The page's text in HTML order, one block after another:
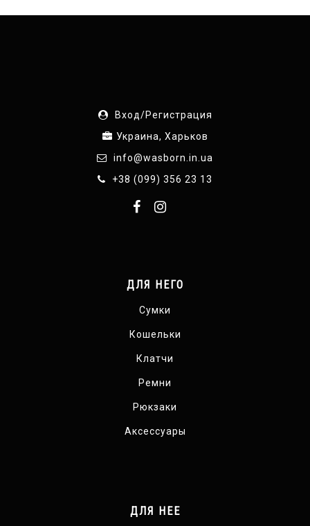
Вход/Регистрация
Украина, Харьков
info@wasborn.in.ua
+38 (099) 356 23 13
ДЛЯ НЕГО
Сумки
Кошельки
Клатчи
Ремни
Рюкзаки
Аксессуары
ДЛЯ НЕЕ